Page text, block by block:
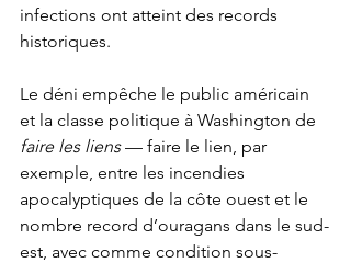
infections ont atteint des records
historiques.
Le déni empêche le public américain
et la classe politique à Washington de
faire les liens — faire le lien, par
exemple, entre les incendies
apocalyptiques de la côte ouest et le
nombre record d’ouragans dans le sud-
est, avec comme condition sous-